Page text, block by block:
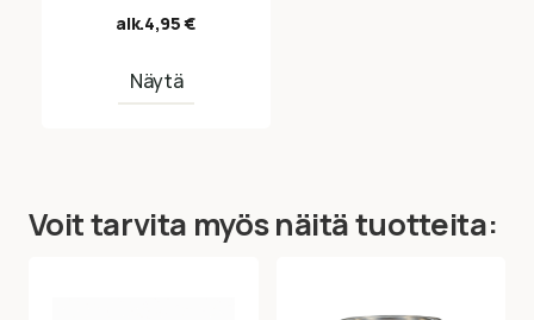
alk.4,95€
Näytä
Voit tarvita myös näitä tuotteita: